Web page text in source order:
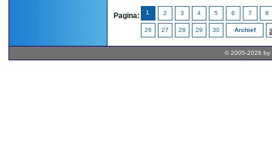
Pagina: 1 2 3 4 5 6 7 8
26 27 28 29 30 Archief
© 2005-2026 by